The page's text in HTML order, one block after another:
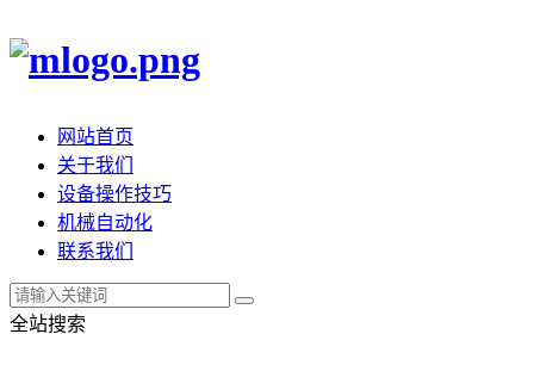
网站首页
关于我们
设备操作技巧
机械自动化
联系我们
全站搜索